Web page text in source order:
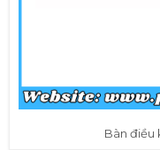
Bàn điều